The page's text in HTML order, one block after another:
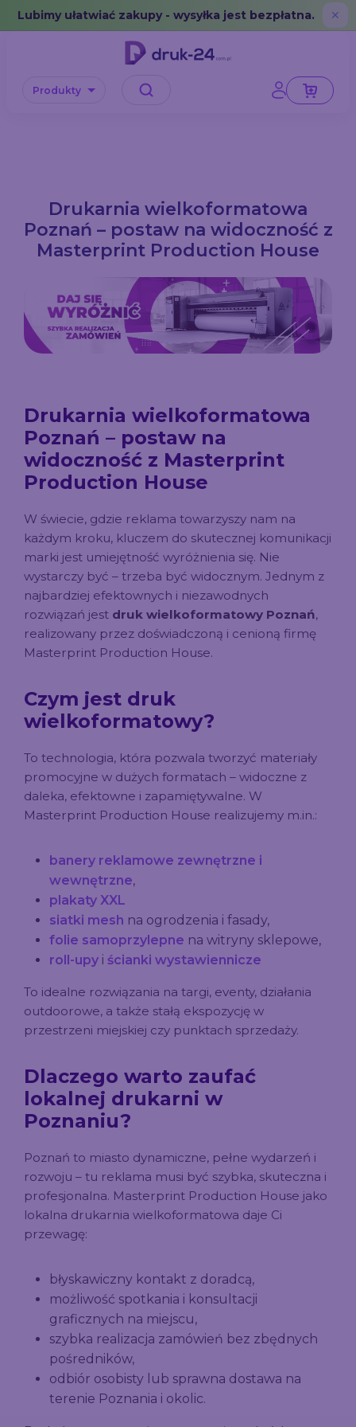
Error: No data in cache or invalid format
Lubimy ułatwiać zakupy - wysyłka jest bezpłatna. ✕
Produkty
Drukarnia wielkoformatowa
Poznań – postaw na widoczność z
Masterprint Production House
Drukarnia wielkoformatowa
Poznań – postaw na
widoczność z Masterprint
Production House
W świecie, gdzie reklama towarzyszy nam na
każdym kroku, kluczem do skutecznej komunikacji
marki jest umiejętność wyróżnienia się. Nie
wystarczy być – trzeba być widocznym. Jednym z
najbardziej efektownych i niezawodnych
rozwiązań jest druk wielkoformatowy Poznań,
realizowany przez doświadczoną i cenioną firmę
Masterprint Production House.
Czym jest druk
wielkoformatowy?
To technologia, która pozwala tworzyć materiały
promocyjne w dużych formatach – widoczne z
daleka, efektowne i zapamiętywalne. W
Masterprint Production House realizujemy m.in.:
banery reklamowe zewnętrzne i
wewnętrzne,
plakaty XXL
siatki mesh na ogrodzenia i fasady,
folie samoprzylepne na witryny sklepowe,
roll-upy i ścianki wystawiennicze
To idealne rozwiązania na targi, eventy, działania
outdoorowe, a także stałą ekspozycję w
przestrzeni miejskiej czy punktach sprzedaży.
Dlaczego warto zaufać
lokalnej drukarni w
Poznaniu?
Poznań to miasto dynamiczne, pełne wydarzeń i
rozwoju – tu reklama musi być szybka, skuteczna i
profesjonalna. Masterprint Production House jako
lokalna drukarnia wielkoformatowa daje Ci
przewagę:
błyskawiczny kontakt z doradcą,
możliwość spotkania i konsultacji
graficznych na miejscu,
szybka realizacja zamówień bez zbędnych
pośredników,
odbiór osobisty lub sprawna dostawa na
terenie Poznania i okolic.